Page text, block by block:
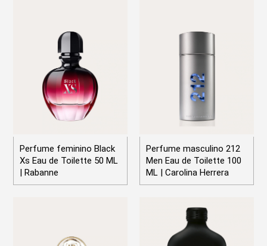
Perfume feminino Black
Xs Eau de Toilette 50 ML
| Rabanne
Perfume masculino 212
Men Eau de Toilette 100
ML | Carolina Herrera